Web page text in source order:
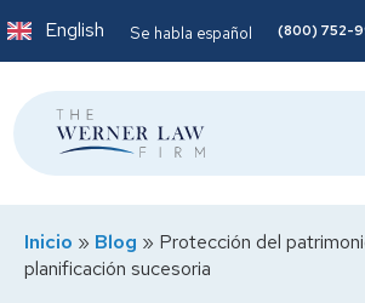
English Se habla español (800) 752-
Inicio » Blog » Protección del
planificación sucesoria